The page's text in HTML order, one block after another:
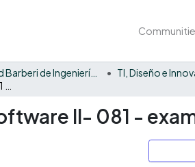
Facultad Barberi de Ingeniería, Diseño y Ciencias Aplicadas TI, Diseño e
II- 081 -